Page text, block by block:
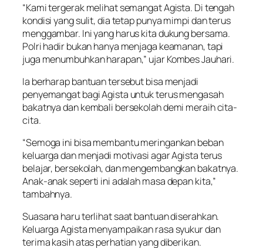
“Kami tergerak melihat semangat Agista. Di tengah
kondisi yang sulit, dia tetap punya mimpi dan terus
menggambar. Ini yang harus kita dukung bersama.
Polri hadir bukan hanya menjaga keamanan, tapi
juga menumbuhkan harapan,” ujar Kombes Jauhari.
Ia berharap bantuan tersebut bisa menjadi
penyemangat bagi Agista untuk terus mengasah
bakatnya dan kembali bersekolah demi meraih cita-
cita.
“Semoga ini bisa membantu meringankan beban
keluarga dan menjadi motivasi agar Agista terus
belajar, bersekolah, dan mengembangkan bakatnya.
Anak-anak seperti ini adalah masa depan kita,”
tambahnya.
Suasana haru terlihat saat bantuan diserahkan.
Keluarga Agista menyampaikan rasa syukur dan
terima kasih atas perhatian yang diberikan.